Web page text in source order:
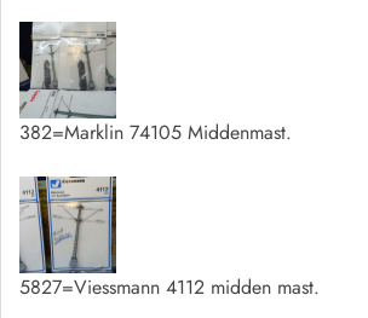
382=Marklin 74105 Middenmast.
5827=Viessmann 4112 midden mast.